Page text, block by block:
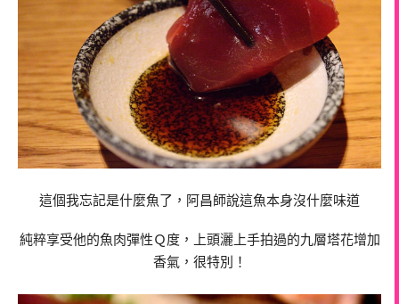
這個我忘記是什麼魚了，阿昌師說這魚本身沒什麼味道
純粹享受他的魚肉彈性Ｑ度，上頭灑上手拍過的九層塔花增加
香氣，很特別！